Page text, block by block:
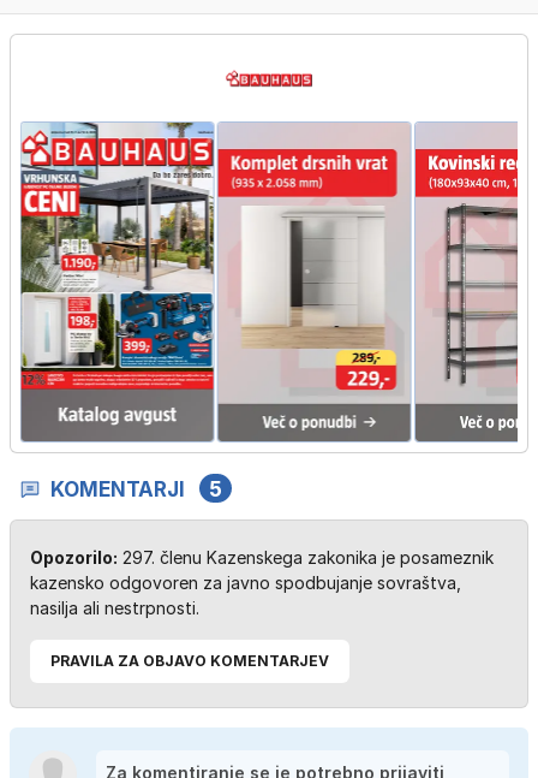
KOMENTARJI 5
Opozorilo: 297. členu Kazenskega zakonika je posameznik
kazensko odgovoren za javno spodbujanje sovraštva,
nasilja ali nestrpnosti.
PRAVILA ZA OBJAVO KOMENTARJEV